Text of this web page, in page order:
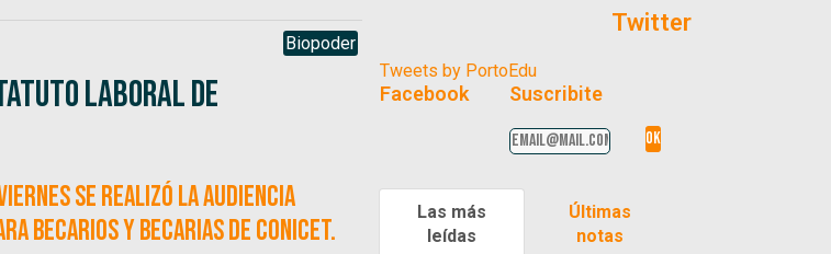
Biopoder
laboral de
se realizó la audiencia
y becarias de CONICET.
Twitter
Tweets by PortoEdu
Facebook Suscribite
Las más
leídas
Últimas
notas